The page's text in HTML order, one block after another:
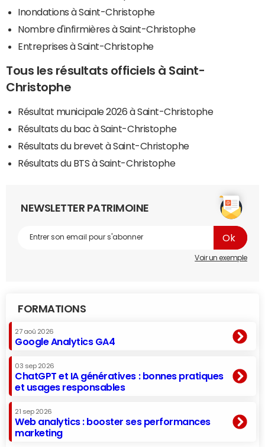
Inondations à Saint-Christophe
Nombre d'infirmières à Saint-Christophe
Entreprises à Saint-Christophe
Tous les résultats officiels à Saint-
Christophe
Résultat municipale 2026 à Saint-Christophe
Résultats du bac à Saint-Christophe
Résultats du brevet à Saint-Christophe
Résultats du BTS à Saint-Christophe
NEWSLETTER PATRIMOINE
Voir un exemple
FORMATIONS
27 aoû 2026
Google Analytics GA4
03 sep 2026
ChatGPT et IA génératives : bonnes pratiques
et usages responsables
21 sep 2026
Web analytics : booster ses performances
marketing